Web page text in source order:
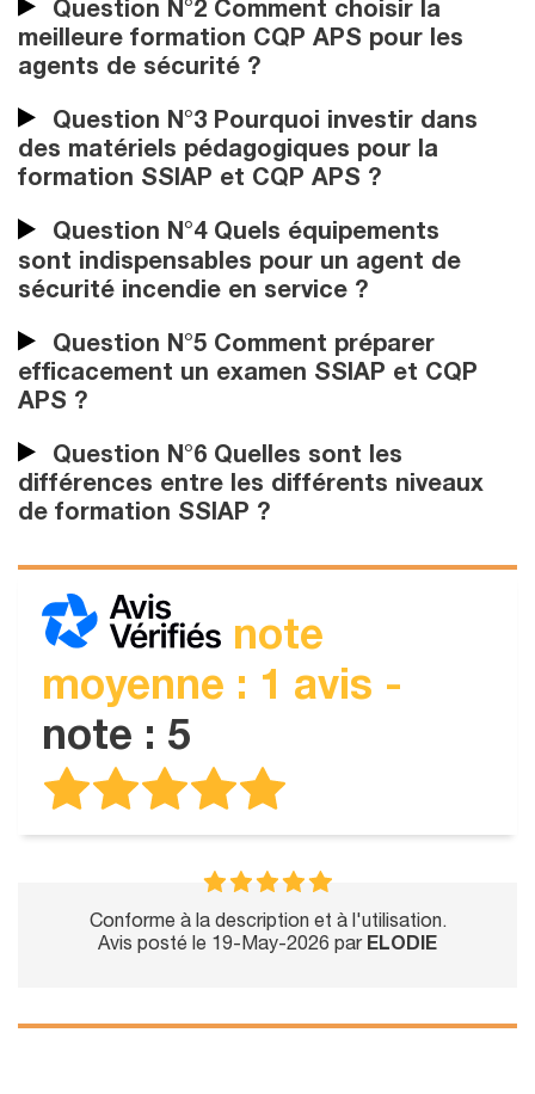
Question N°2 Comment choisir la
meilleure formation CQP APS pour les
agents de sécurité ?
Question N°3 Pourquoi investir dans
des matériels pédagogiques pour la
formation SSIAP et CQP APS ?
Question N°4 Quels équipements
sont indispensables pour un agent de
sécurité incendie en service ?
Question N°5 Comment préparer
efficacement un examen SSIAP et CQP
APS ?
Question N°6 Quelles sont les
différences entre les différents niveaux
de formation SSIAP ?
note
moyenne : 1 avis -
note : 5
Conforme à la description et à l'utilisation.
Avis posté le 19-May-2026 par ELODIE